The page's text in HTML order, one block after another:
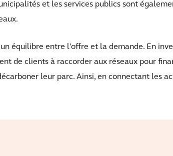
et les services publics sont
équilibre entre l'offre et la demande. En
de clients à raccorder aux réseaux pour
leur parc. Ainsi, en connectant les